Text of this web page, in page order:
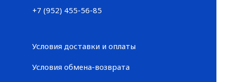
+7 (952) 455-56-85
+7 (952) 455-56-85
Условия доставки и оплаты
Условия обмена-возврата